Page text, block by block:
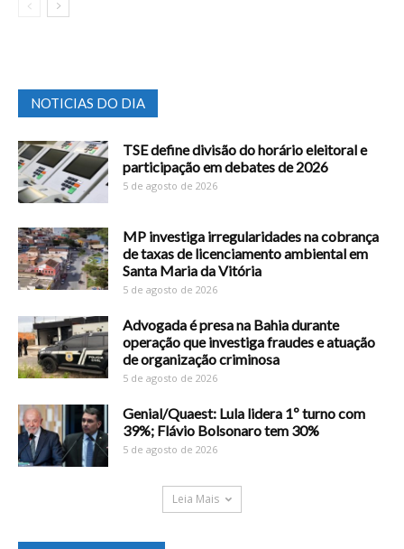
NOTICIAS DO DIA
TSE define divisão do horário eleitoral e
participação em debates de 2026
5 de agosto de 2026
MP investiga irregularidades na cobrança
de taxas de licenciamento ambiental em
Santa Maria da Vitória
5 de agosto de 2026
Advogada é presa na Bahia durante
operação que investiga fraudes e atuação
de organização criminosa
5 de agosto de 2026
Genial/Quaest: Lula lidera 1º turno com
39%; Flávio Bolsonaro tem 30%
5 de agosto de 2026
Leia Mais